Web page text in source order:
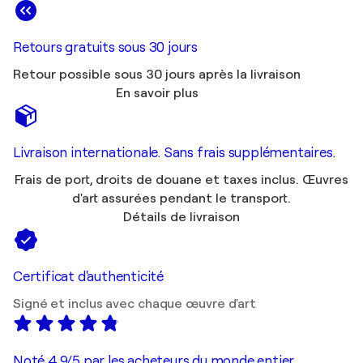
Retours gratuits sous 30 jours
Retour possible sous 30 jours après la livraison
En savoir plus
Livraison internationale. Sans frais supplémentaires.
Frais de port, droits de douane et taxes inclus. Œuvres
d'art assurées pendant le transport.
Détails de livraison
Certificat d'authenticité
Signé et inclus avec chaque œuvre d'art